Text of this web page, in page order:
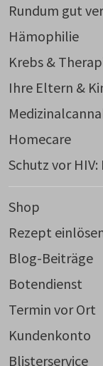
Rundum gut
Hämophilie
Krebs &
Ihre Eltern &
Homecare
Schutz vor HIV:
Shop
Rezept
Blog-Beiträge
Botendienst
Termin vor Ort
Kundenkonto
Blisterservice